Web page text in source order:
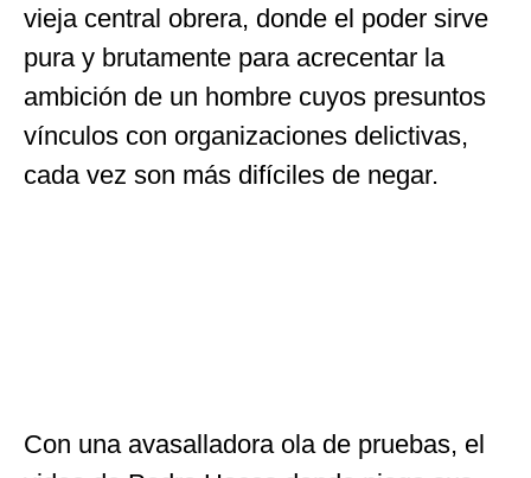
vieja central obrera, donde el poder sirve
pura y brutamente para acrecentar la
ambición de un hombre cuyos presuntos
vínculos con organizaciones delictivas,
cada vez son más difíciles de negar.
Con una avasalladora ola de pruebas, el